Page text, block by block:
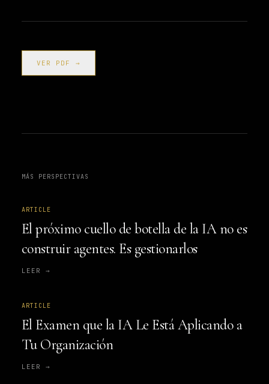
VER PDF →
MÁS PERSPECTIVAS
ARTICLE
El próximo cuello de botella de la IA no es
construir agentes. Es gestionarlos
LEER →
ARTICLE
El Examen que la IA Le Está Aplicando a
Tu Organización
LEER →